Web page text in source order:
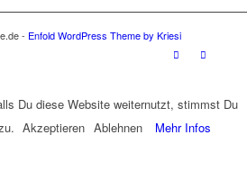
- Enfold WordPress Theme by Kriesi
Du diese Website weiternutzt, stimmst Du
Akzeptieren Ablehnen Mehr Infos